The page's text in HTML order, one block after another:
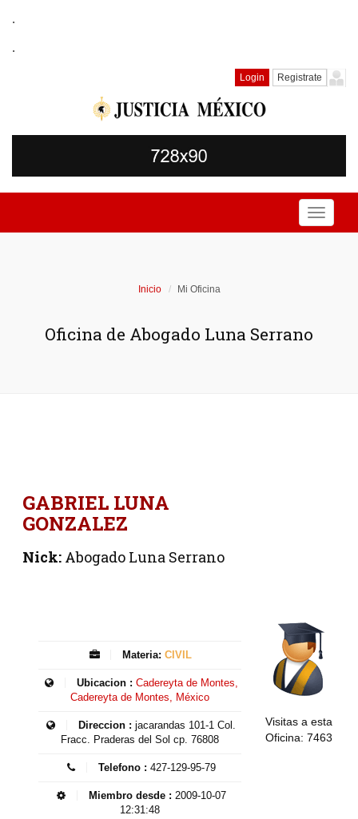
.
.
Login Registrate
Toggle
Inicio Mi Oficina
Oficina de Abogado Luna Serrano
GABRIEL LUNA
GONZALEZ
Nick:Abogado Luna Serrano
Materia: CIVIL
Ubicacion : Cadereyta de Montes,
Cadereyta de Montes, México
Direccion : jacarandas 101-1 Col.
Fracc. Praderas del Sol cp. 76808
Telefono : 427-129-95-79
Miembro desde : 2009-10-07
12:31:48
Visitas a esta
Oficina: 7463